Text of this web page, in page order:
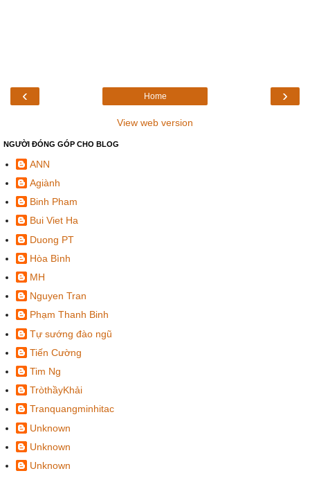
‹ ›
Home
View web version
NGƯỜI ĐÓNG GÓP CHO BLOG
ANN
Agiành
Binh Pham
Bui Viet Ha
Duong PT
Hòa Bình
MH
Nguyen Tran
Phạm Thanh Binh
Tự sướng đào ngũ
Tiến Cường
Tim Ng
TròthầyKhải
Tranquangminhitac
Unknown
Unknown
Unknown